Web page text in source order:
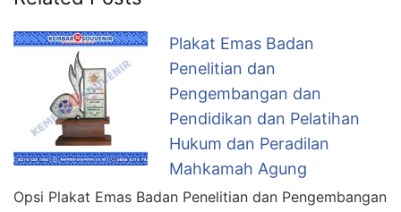
Plakat Emas Badan
Penelitian dan
Pengembangan dan
Pendidikan dan Pelatihan
Hukum dan Peradilan
Mahkamah Agung
Opsi Plakat Emas Badan Penelitian dan Pengembangan